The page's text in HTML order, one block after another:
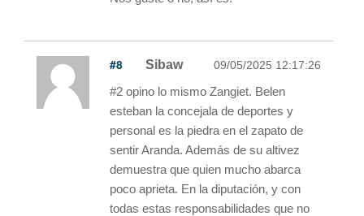
#8 Sibaw 09/05/2025 12:17:26
#2 opino lo mismo Zangiet. Belen
esteban la concejala de deportes y
personal es la piedra en el zapato de
sentir Aranda. Además de su altivez
demuestra que quien mucho abarca
poco aprieta. En la diputación, y con
todas estas responsabilidades que no